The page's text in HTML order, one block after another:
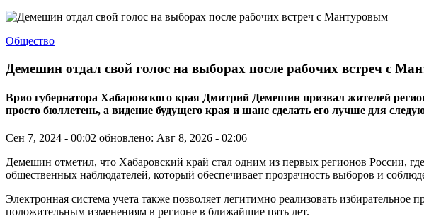
Общество
Демешин отдал свой голос на выборах после рабочих встреч с
Врио губернатора Хабаровского края Дмитрий Демешин призвал жителей
просто бюллетень, а видение будущего края и шанс сделать его лучше для
Сен 7, 2024 - 00:02 обновлено: Авг 8, 2026 - 02:06
Демешин отметил, что Хабаровский край стал одним из первых регионов России,
общественных наблюдателей, который обеспечивает прозрачность выборов и
Электронная система учета также позволяет легитимно реализовать избирательное
положительным изменениям в регионе в ближайшие пять лет.